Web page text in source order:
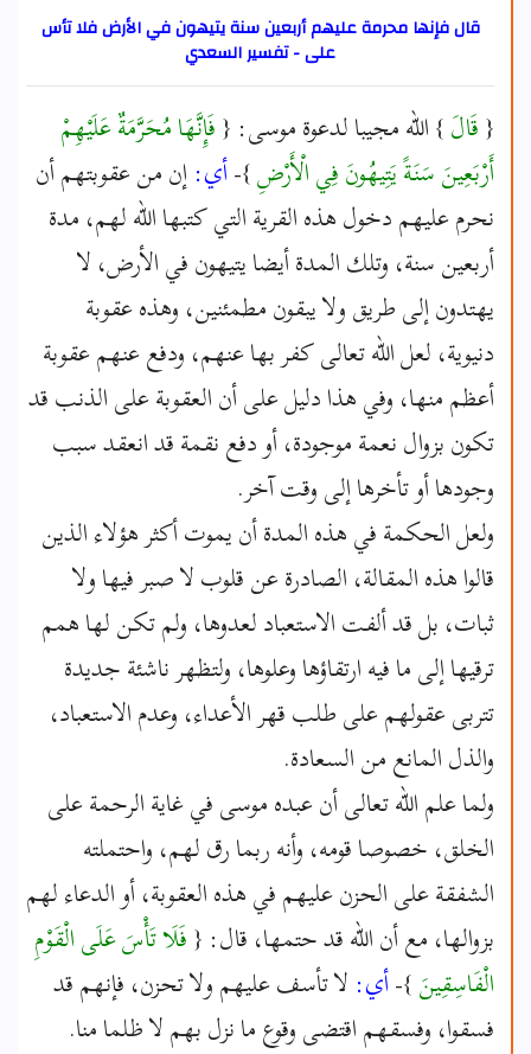
قال فإنها محرمة عليهم أربعين سنة يتيهون في الأرض فلا تأس
على - تفسير السعدي
{قَالَ} الله مجيبا لدعوة موسى: {فَإِنَّهَا مُحَرَّمَةٌ عَلَيْهِمْ
أَرْبَعِينَ سَنَةً يَتِيهُونَ فِي الْأَرْضِ}-أي: إن من عقوبتهم أن
نحرم عليهم دخول هذه القرية التي كتبها الله لهم، مدة
أربعين سنة، وتلك المدة أيضا يتيهون في الأرض، لا
يهتدون إلى طريق ولا يبقون مطمئنين، وهذه عقوبة
دنيوية، لعل الله تعالى كفر بها عنهم، ودفع عنهم عقوبة
أعظم منها، وفي هذا دليل على أن العقوبة على الذنب قد
تكون بزوال نعمة موجودة، أو دفع نقمة قد انعقد سبب
وجودها أو تأخرها إلى وقت آخر.
ولعل الحكمة في هذه المدة أن يموت أكثر هؤلاء الذين
قالوا هذه المقالة، الصادرة عن قلوب لا صبر فيها ولا
ثبات، بل قد ألفت الاستعباد لعدوها، ولم تكن لها همم
ترقيها إلى ما فيه ارتقاؤها وعلوها، ولتظهر ناشئة جديدة
تتربى عقولهم على طلب قهر الأعداء، وعدم الاستعباد،
والذل المانع من السعادة.
ولما علم الله تعالى أن عبده موسى في غاية الرحمة على
الخلق، خصوصا قومه، وأنه ربما رق لهم، واحتملته
الشفقة على الحزن عليهم في هذه العقوبة، أو الدعاء لهم
بزوالها، مع أن الله قد حتمها، قال: {فَلَا تَأْسَ عَلَى الْقَوْمِ
الْفَاسِقِينَ}-أي: لا تأسف عليهم ولا تحزن، فإنهم قد
فسقوا، وفسقهم اقتضى وقوع ما نزل بهم لا ظلما منا.